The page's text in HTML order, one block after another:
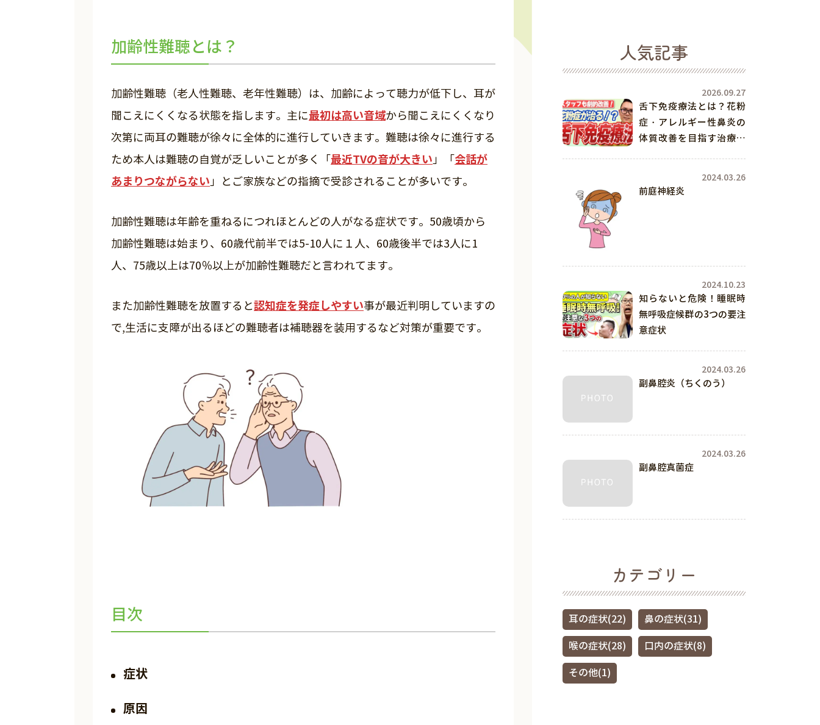
加齢性難聴とは？
加齢性難聴（老人性難聴、老年性難聴）は、加齢によって聴力が低下し、耳が
聞こえにくくなる状態を指します。主に最初は高い音域から聞こえにくくなり
次第に両耳の難聴が徐々に全体的に進行していきます。難聴は徐々に進行する
ため本人は難聴の自覚が乏しいことが多く「最近TVの音が大きい」「会話が
あまりつながらない」とご家族などの指摘で受診されることが多いです。
加齢性難聴は年齢を重ねるにつれほとんどの人がなる症状です。50歳頃から
加齢性難聴は始まり、60歳代前半では5-10人に１人、60歳後半では3人に1
人、75歳以上は70％以上が加齢性難聴だと言われてます。
また加齢性難聴を放置すると認知症を発症しやすい事が最近判明していますの
で,生活に支障が出るほどの難聴者は補聴器を装用するなど対策が重要です。
目次
症状
原因
人気記事
2026.09.27
舌下免疫療法とは？花粉
症・アレルギー性鼻炎の
体質改善を目指す治療を
2024.03.26
前庭神経炎
2024.10.23
知らないと危険！睡眠時
無呼吸症候群の3つの要注
意症状
2024.03.26
副鼻腔炎（ちくのう）
2024.03.26
副鼻腔真菌症
カテゴリー
耳の症状(22) 鼻の症状(31)
喉の症状(28) 口内の症状(8)
その他(1)